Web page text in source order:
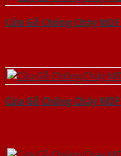
Cửa Gỗ Chống Cháy
Cửa Gỗ Chống Cháy